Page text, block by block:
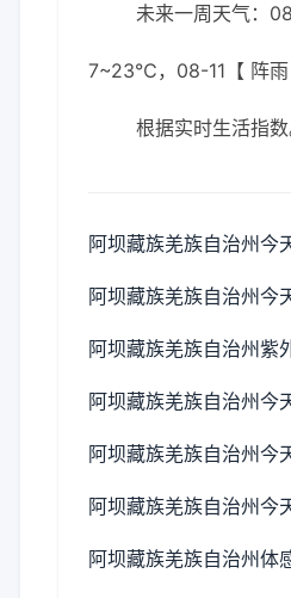
未来一周天气：
7~23℃，08-11【 阵
根据实时生活指
阿坝藏族羌族自治州今
阿坝藏族羌族自治州今
阿坝藏族羌族自治州紫
阿坝藏族羌族自治州今
阿坝藏族羌族自治州今
阿坝藏族羌族自治州今
阿坝藏族羌族自治州体